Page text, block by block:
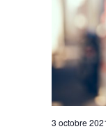
2024
3 octobre